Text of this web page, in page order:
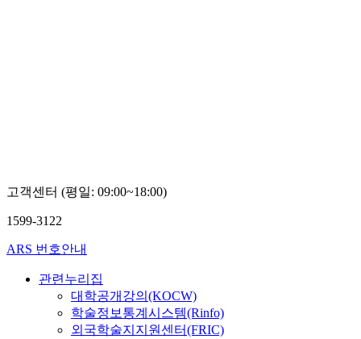
고객센터 (평일: 09:00~18:00)
1599-3122
ARS 번호안내
관련누리집
대학공개강의(KOCW)
학술정보통계시스템(Rinfo)
외국학술지지원센터(FRIC)